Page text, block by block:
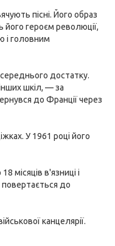
пісні. Його образ
його героєм революції,
і головним
середнього достатку.
шкіл, — за
до Франції через
У 1961 році його
місяців в'язниці і
до
канцелярії.